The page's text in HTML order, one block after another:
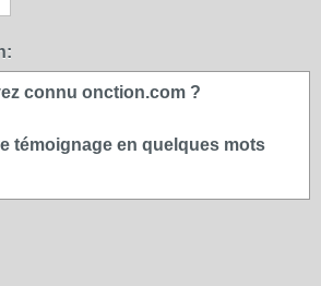
connu onction.com ?
témoignage en quelques mots